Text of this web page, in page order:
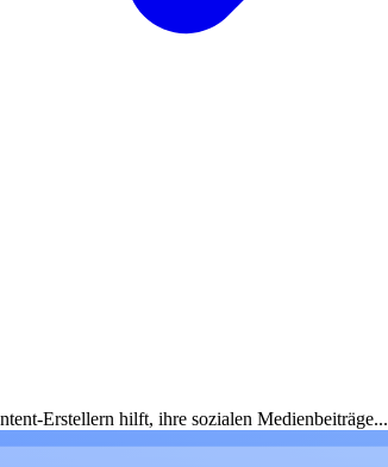
Erstellern hilft, ihre sozialen Medienbeiträge...